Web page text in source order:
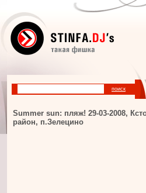
Summer sun: пляж! 29-03-2008,
район, п.Зелецино